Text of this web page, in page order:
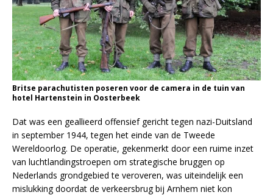
Britse parachutisten poseren voor de camera in de tuin van
hotel Hartenstein in Oosterbeek
Dat was een geallieerd offensief gericht tegen nazi-Duitsland
in september 1944, tegen het einde van de Tweede
Wereldoorlog. De operatie, gekenmerkt door een ruime inzet
van luchtlandingstroepen om strategische bruggen op
Nederlands grondgebied te veroveren, was uiteindelijk een
mislukking doordat de verkeersbrug bij Arnhem niet kon